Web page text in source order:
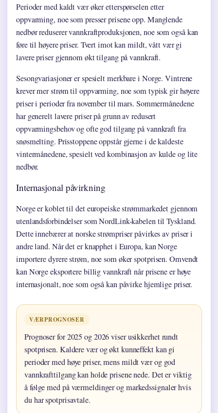
Perioder med kaldt vær øker etterspørselen etter
oppvarming, noe som presser prisene opp. Manglende
nedbør reduserer vannkraftproduksjonen, noe som også kan
føre til høyere priser. Tvert imot kan mildt, vått vær gi
lavere priser gjennom økt tilgang på vannkraft.
Sesongvariasjoner er spesielt merkbare i Norge. Vintrene
krever mer strøm til oppvarming, noe som typisk gir høyere
priser i perioder fra november til mars. Sommermånedene
har generelt lavere priser på grunn av redusert
oppvarmingsbehov og ofte god tilgang på vannkraft fra
snøsmelting. Prisstoppene oppstår gjerne i de kaldeste
vintermånedene, spesielt ved kombinasjon av kulde og lite
nedbør.
Internasjonal påvirkning
Norge er koblet til det europeiske strømmarkedet gjennom
utenlandsforbindelser som NordLink-kabelen til Tyskland.
Dette innebærer at norske strømpriser påvirkes av priser i
andre land. Når det er knapphet i Europa, kan Norge
importere dyrere strøm, noe som øker spotprisen. Omvendt
kan Norge eksportere billig vannkraft når prisene er høye
internasjonalt, noe som også kan påvirke hjemlige priser.
VÆRPROGNOSER
Prognoser for 2025 og 2026 viser usikkerhet rundt
spotprisen. Kaldere vær og økt kunneffekt kan gi
perioder med høye priser, mens mildt vær og god
vannkrafttilgang kan holde prisene nede. Det er viktig
å følge med på værmeldinger og markedssignaler hvis
du har spotprisavtale.